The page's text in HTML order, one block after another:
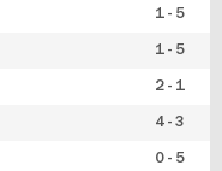
1 - 5
1 - 5
2 - 1
4 - 3
0 - 5